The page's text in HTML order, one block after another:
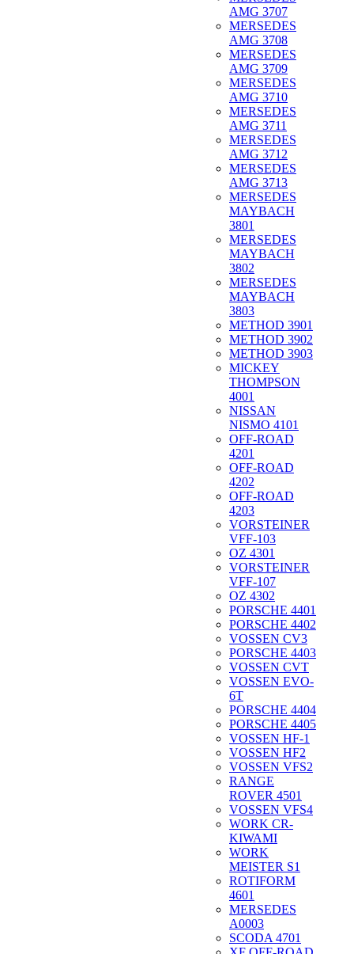
AMG 3707
MERSEDES
AMG 3708
MERSEDES
AMG 3709
MERSEDES
AMG 3710
MERSEDES
AMG 3711
MERSEDES
AMG 3712
MERSEDES
AMG 3713
MERSEDES
MAYBACH
3801
MERSEDES
MAYBACH
3802
MERSEDES
MAYBACH
3803
METHOD 3901
METHOD 3902
METHOD 3903
MICKEY
THOMPSON
4001
NISSAN
NISMO 4101
OFF-ROAD
4201
OFF-ROAD
4202
OFF-ROAD
4203
VORSTEINER
VFF-103
OZ 4301
VORSTEINER
VFF-107
OZ 4302
PORSCHE 4401
PORSCHE 4402
VOSSEN CV3
PORSCHE 4403
VOSSEN CVT
VOSSEN EVO-
6T
PORSCHE 4404
PORSCHE 4405
VOSSEN HF-1
VOSSEN HF2
VOSSEN VFS2
RANGE
ROVER 4501
VOSSEN VFS4
WORK CR-
KIWAMI
WORK
MEISTER S1
ROTIFORM
4601
MERSEDES
A0003
SCODA 4701